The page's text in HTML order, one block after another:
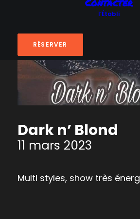
l’Établi
RÉSERVER
Dark n’ Blond
11 mars 2023
Multi styles, show très